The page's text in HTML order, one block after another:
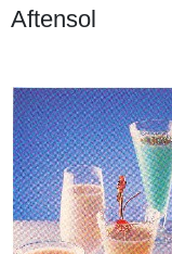
Aftensol